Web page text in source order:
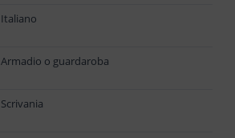
Italiano
Armadio o guardaroba
Scrivania